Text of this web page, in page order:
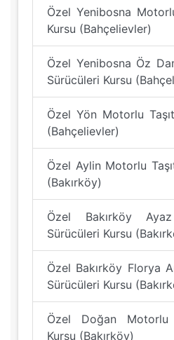
Özel Yenibosna
Kursu (Bahçelievler)
Özel Yenibosna Öz
Sürücüleri Kursu
Özel Yön Motorlu
(Bahçelievler)
Özel Aylin Motorlu
(Bakırköy)
Özel Bakırköy
Sürücüleri Kursu
Özel Bakırköy Florya
Sürücüleri Kursu
Özel Doğan Motorlu
Kursu (Bakırköy)